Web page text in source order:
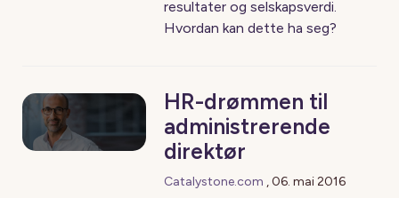
resultater og selskapsverdi.
Hvordan kan dette ha seg?
HR-drømmen til
administrerende
direktør
Catalystone.com ,06. mai 2016